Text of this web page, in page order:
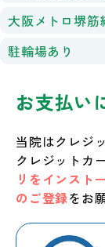
大阪メトロ堺
駐輪場あり
お支払い
当院はクレジ
クレジットカ
リをインスト
のご登録をお